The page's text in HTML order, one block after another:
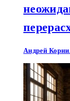
Андрей